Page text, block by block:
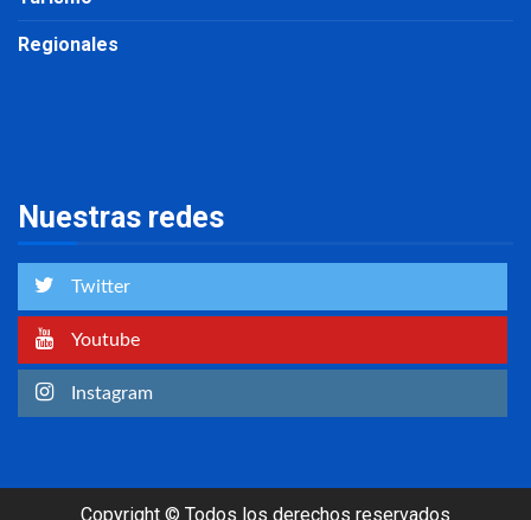
Regionales
Nuestras redes
Twitter
Youtube
Instagram
Copyright © Todos los derechos reservados